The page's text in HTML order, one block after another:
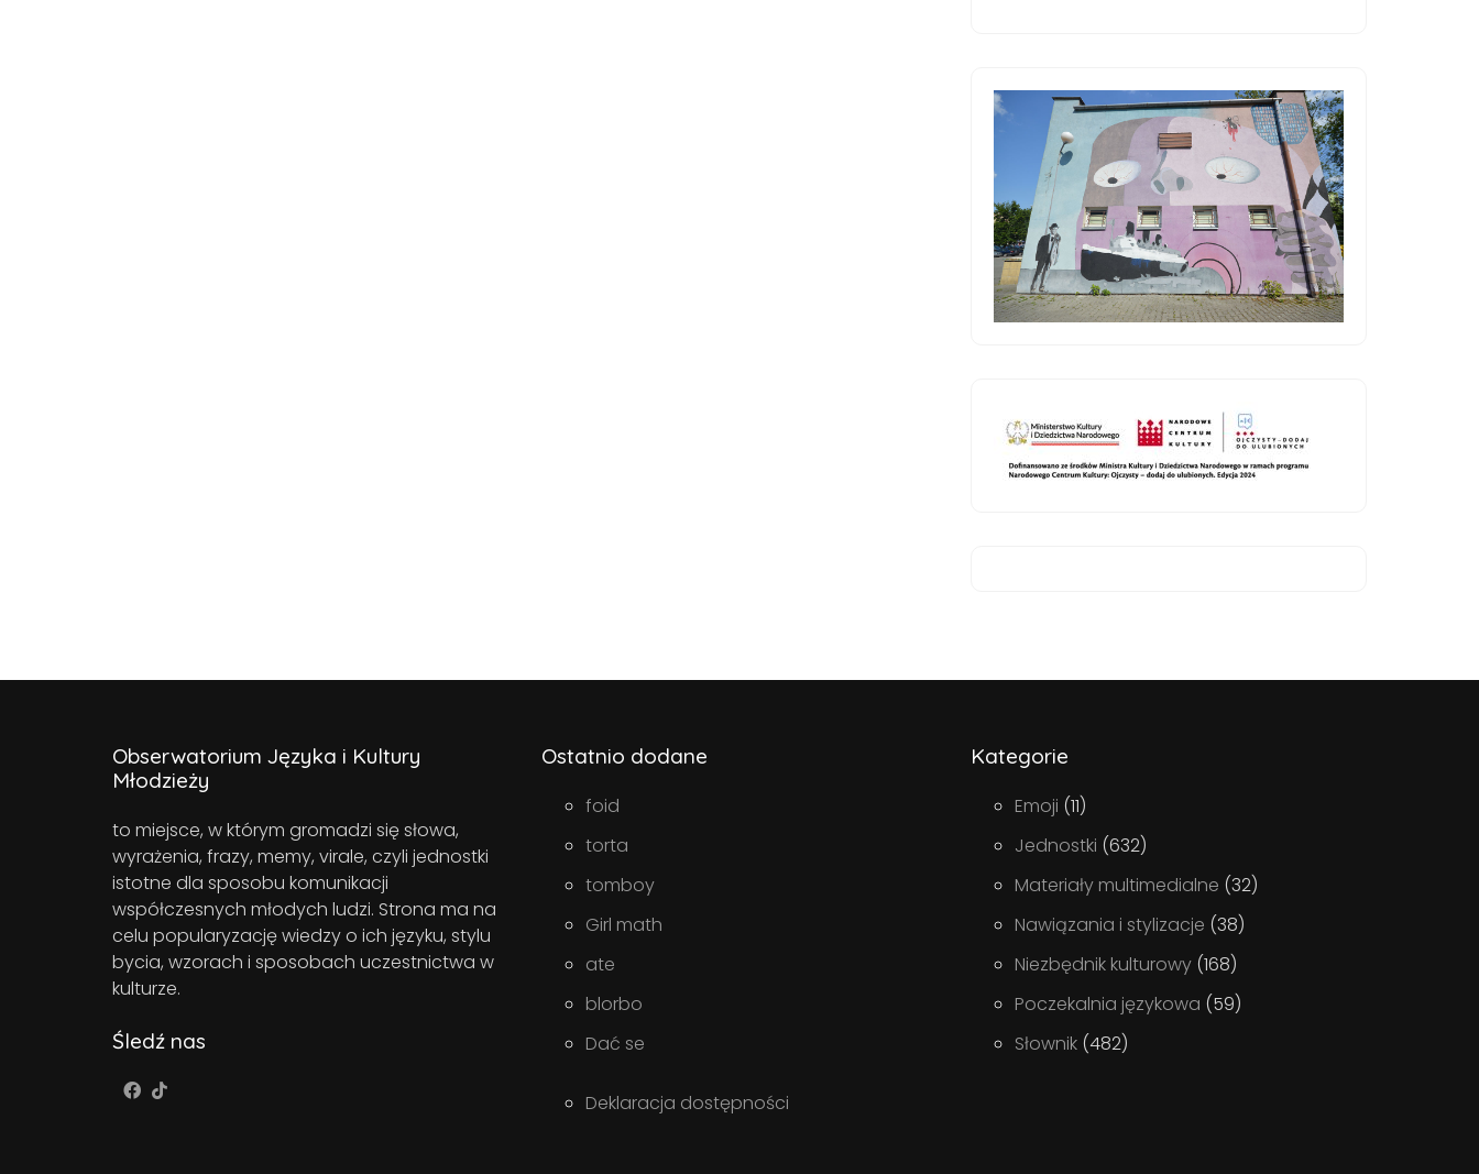
Obserwatorium Języka i Kultury
Młodzieży
to miejsce, w którym gromadzi się słowa,
wyrażenia, frazy, memy, virale, czyli jednostki
istotne dla sposobu komunikacji
współczesnych młodych ludzi. Strona ma na
celu popularyzację wiedzy o ich języku, stylu
bycia, wzorach i sposobach uczestnictwa w
kulturze.
Śledź nas
Ostatnio dodane
foid
torta
tomboy
Girl math
ate
blorbo
Dać se
Deklaracja dostępności
Kategorie
Emoji (11)
Jednostki (632)
Materiały multimedialne (32)
Nawiązania i stylizacje (38)
Niezbędnik kulturowy (168)
Poczekalnia językowa (59)
Słownik (482)